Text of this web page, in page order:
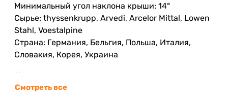
Минимальный угол наклона крыши: 14°
Сырье: thyssenkrupp, Arvedi, Arcelor Mittal, Lowen
Stahl, Voestalpine
Страна: Германия, Бельгия, Польша, Италия,
Словакия, Корея, Украина
Металлическая черепица
распространённая форма, которая сегодня
Смотреть все